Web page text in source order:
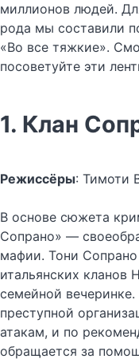
миллионов людей.
рода мы составили
«Во все тяжкие».
посоветуйте эти
1. Клан
Режиссёры: Тимоти
В основе сюжета
Сопрано» —
мафии. Тони
итальянских кланов
семейной
преступной
атакам, и по
обращается за